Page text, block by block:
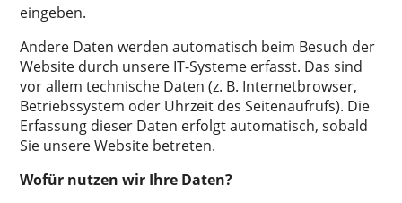
eingeben.
Andere Daten werden automatisch beim Besuch der
Website durch unsere IT-Systeme erfasst. Das sind
vor allem technische Daten (z. B. Internetbrowser,
Betriebssystem oder Uhrzeit des Seitenaufrufs). Die
Erfassung dieser Daten erfolgt automatisch, sobald
Sie unsere Website betreten.
Wofür nutzen wir Ihre Daten?